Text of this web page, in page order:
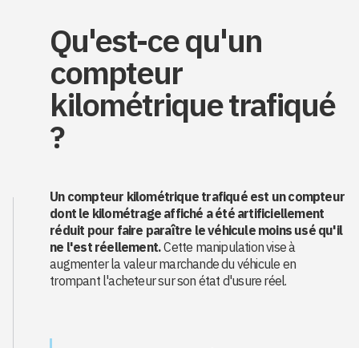
Qu'est-ce qu'un
compteur
kilométrique trafiqué
?
Un compteur kilométrique trafiqué est un compteur
dont le kilométrage affiché a été artificiellement
réduit pour faire paraître le véhicule moins usé qu'il
ne l'est réellement.Cette manipulation vise à
augmenter la valeur marchande du véhicule en
trompant l'acheteur sur son état d'usure réel.